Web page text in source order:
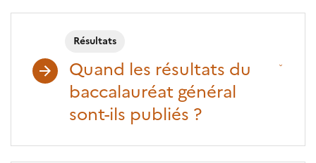
Résultats
Quand les résultats du
baccalauréat général
sont-ils publiés ?